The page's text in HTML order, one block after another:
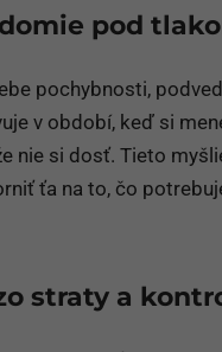
pod
pochybnosti,
v období, keď si
nie si dosť. Tieto
ťa na to, čo
straty a